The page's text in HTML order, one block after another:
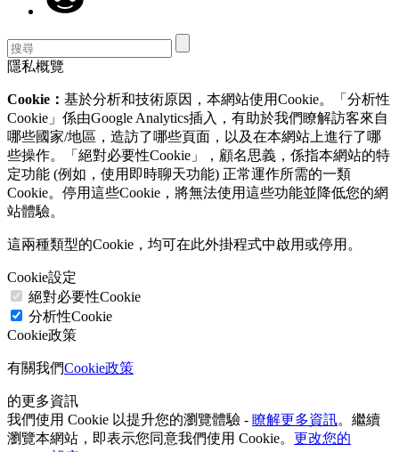
隱私概覽
Cookie： 基於分析和技術原因，本網站使用Cookie。「分析性
Cookie」係由Google Analytics插入，有助於我們瞭解訪客來自
哪些國家/地區，造訪了哪些頁面，以及在本網站上進行了哪
些操作。「絕對必要性Cookie」，顧名思義，係指本網站的特
定功能 (例如，使用即時聊天功能) 正常運作所需的一類
Cookie。停用這些Cookie，將無法使用這些功能並降低您的網
站體驗。
這兩種類型的Cookie，均可在此外掛程式中啟用或停用。
Cookie設定
絕對必要性Cookie
分析性Cookie
Cookie政策
有關我們Cookie政策
的更多資訊
我們使用 Cookie 以提升您的瀏覽體驗 - 瞭解更多資訊。繼續
瀏覽本網站，即表示您同意我們使用 Cookie。 更改您的